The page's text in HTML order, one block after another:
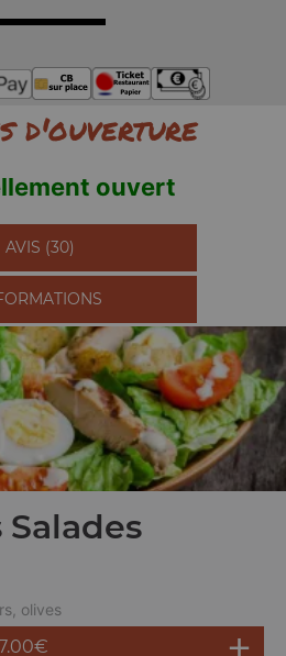
d'ouverture
ouvert
AVIS (30)
Salades
olives
€